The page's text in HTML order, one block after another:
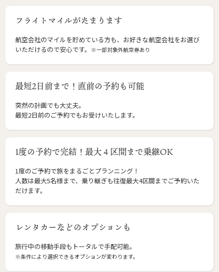
フライトマイルがたまります
航空会社のマイルを貯めている方も、お好きな航空会社をお選び
いただけるので安心です。
※一部対象外航空券あり
最短2日前まで！直前の予約も可能
突然の計画でも大丈夫。
最短2日前のご予約でもお受けいたします。
1度の予約で完結！最大４区間まで乗継OK
1度のご予約で旅をまるごとプランニング！
人数は最大5名様まで、乗り継ぎも往復最大4区間までご予約いた
だけます。
レンタカーなどのオプションも
旅行中の移動手段もトータルで手配可能。
※条件により選択できるオプションが変わります。